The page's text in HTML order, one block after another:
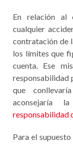
En relación al
cualquier
contratación de
los límites que
cuenta. Ese
responsabilidad
que
aconsejaría
responsabilidad
Para el